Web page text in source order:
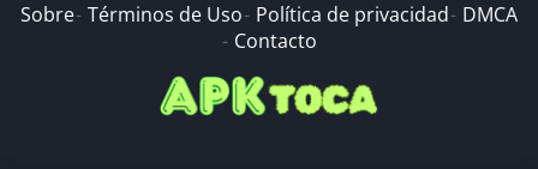
Sobre Términos de Uso Política de privacidad DMCA
Contacto